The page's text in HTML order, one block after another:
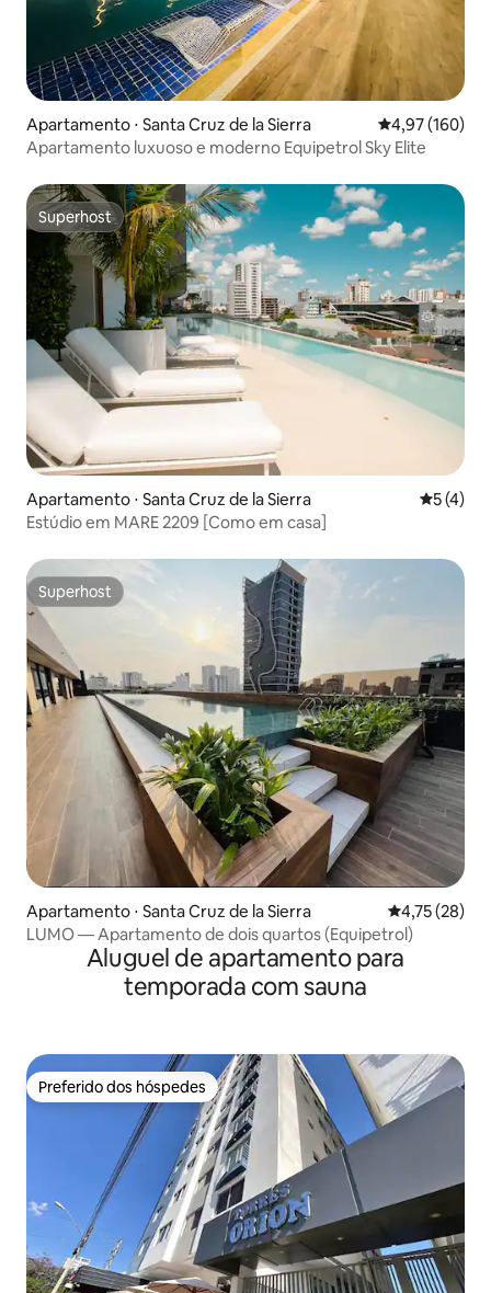
Apartamento ⋅ Santa Cruz de la Sierra 4,97 de uma
4,97 (160)
Apartamento luxuoso e moderno Equipetrol Sky Elite
Superhost
Superhost
Apartamento ⋅ Santa Cruz de la Sierra 5 de
5 (4)
Estúdio em MARE 2209 [Como em casa]
Superhost
Superhost
Apartamento ⋅ Santa Cruz de la Sierra 4,75 de uma
4,75 (28)
LUMO — Apartamento de dois quartos (Equipetrol)
Aluguel de apartamento para
temporada com sauna
Preferido dos hóspedes
Preferido dos hóspedes